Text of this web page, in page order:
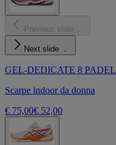
Previous slide
Next slide
GEL-DEDICATE 8 PADEL
Scarpe indoor da donna
€ 75,00€ 52,00